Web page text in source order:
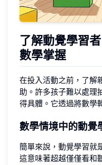
了解動覺學習
數學掌握
在投入活動之前，了解
助。許多孩子難以處理
得具體。它透過將數學
數學情境中的動覺
簡單來說，動覺學習就
這意味著超越僅僅看和